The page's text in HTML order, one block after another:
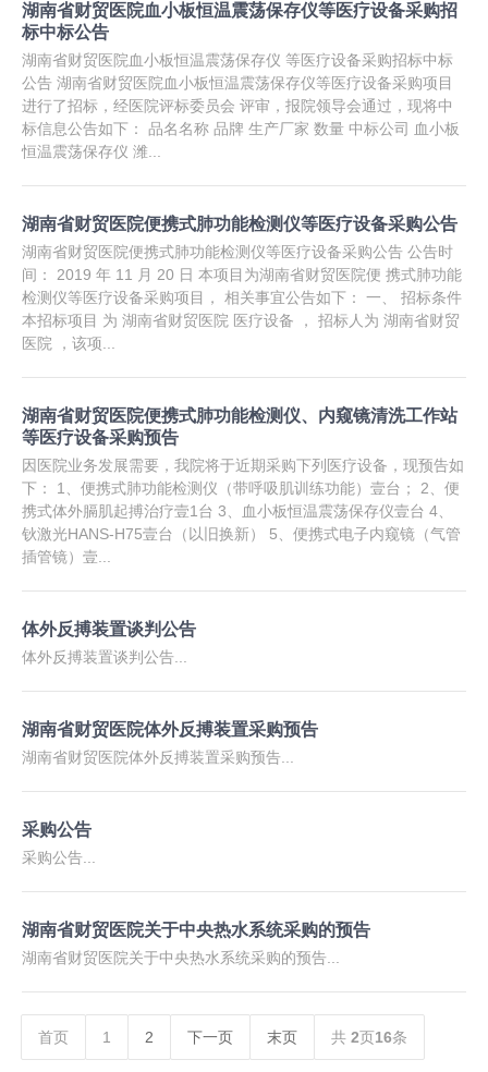
湖南省财贸医院血小板恒温震荡保存仪等医疗设备采购招
标中标公告
湖南省财贸医院血小板恒温震荡保存仪 等医疗设备采购招标中标
公告 湖南省财贸医院血小板恒温震荡保存仪等医疗设备采购项目
进行了招标，经医院评标委员会 评审，报院领导会通过，现将中
标信息公告如下： 品名名称 品牌 生产厂家 数量 中标公司 血小板
恒温震荡保存仪 潍...
湖南省财贸医院便携式肺功能检测仪等医疗设备采购公告
湖南省财贸医院便携式肺功能检测仪等医疗设备采购公告 公告时
间： 2019 年 11 月 20 日 本项目为湖南省财贸医院便 携式肺功能
检测仪等医疗设备采购项目， 相关事宜公告如下： 一、 招标条件
本招标项目 为 湖南省财贸医院 医疗设备 ， 招标人为 湖南省财贸
医院 ，该项...
湖南省财贸医院便携式肺功能检测仪、内窥镜清洗工作站
等医疗设备采购预告
因医院业务发展需要，我院将于近期采购下列医疗设备，现预告如
下： 1、便携式肺功能检测仪（带呼吸肌训练功能）壹台； 2、便
携式体外膈肌起搏治疗壹1台 3、血小板恒温震荡保存仪壹台 4、
钬激光HANS-H75壹台（以旧换新） 5、便携式电子内窥镜（气管
插管镜）壹...
体外反搏装置谈判公告
体外反搏装置谈判公告...
湖南省财贸医院体外反搏装置采购预告
湖南省财贸医院体外反搏装置采购预告...
采购公告
采购公告...
湖南省财贸医院关于中央热水系统采购的预告
湖南省财贸医院关于中央热水系统采购的预告...
首页 1 2 下一页 末页 共 2页16条